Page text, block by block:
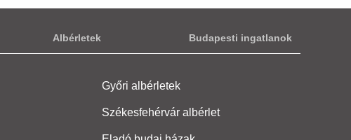
Albérletek Budapesti ingatlanok
Győri albérletek
Székesfehérvár albérlet